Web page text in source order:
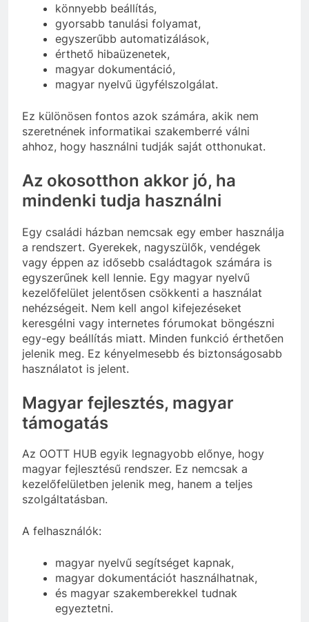
könnyebb beállítás,
gyorsabb tanulási folyamat,
egyszerűbb automatizálások,
érthető hibaüzenetek,
magyar dokumentáció,
magyar nyelvű ügyfélszolgálat.
Ez különösen fontos azok számára, akik nem
szeretnének informatikai szakemberré válni
ahhoz, hogy használni tudják saját otthonukat.
Az okosotthon akkor jó, ha
mindenki tudja használni
Egy családi házban nemcsak egy ember használja
a rendszert. Gyerekek, nagyszülők, vendégek
vagy éppen az idősebb családtagok számára is
egyszerűnek kell lennie. Egy magyar nyelvű
kezelőfelület jelentősen csökkenti a használat
nehézségeit. Nem kell angol kifejezéseket
keresgélni vagy internetes fórumokat böngészni
egy-egy beállítás miatt. Minden funkció érthetően
jelenik meg. Ez kényelmesebb és biztonságosabb
használatot is jelent.
Magyar fejlesztés, magyar
támogatás
Az OOTT HUB egyik legnagyobb előnye, hogy
magyar fejlesztésű rendszer. Ez nemcsak a
kezelőfelületben jelenik meg, hanem a teljes
szolgáltatásban.
A felhasználók:
magyar nyelvű segítséget kapnak,
magyar dokumentációt használhatnak,
és magyar szakemberekkel tudnak
egyeztetni.